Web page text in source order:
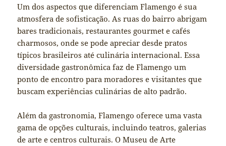
Um dos aspectos que diferenciam Flamengo é sua
atmosfera de sofisticação. As ruas do bairro abrigam
bares tradicionais, restaurantes gourmet e cafés
charmosos, onde se pode apreciar desde pratos
típicos brasileiros até culinária internacional. Essa
diversidade gastronômica faz de Flamengo um
ponto de encontro para moradores e visitantes que
buscam experiências culinárias de alto padrão.
Além da gastronomia, Flamengo oferece uma vasta
gama de opções culturais, incluindo teatros, galerias
de arte e centros culturais. O Museu de Arte